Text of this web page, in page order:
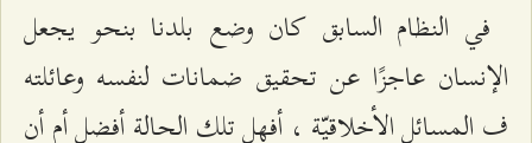
في النظام السابق كان وضع بلدنا بنحو يجعل
الإنسان عاجزًا عن تحقيق ضمانات لنفسه وعائلته
ف المسائل الأخلاقيّة ، أفهل تلك الحالة أفضل أم أن